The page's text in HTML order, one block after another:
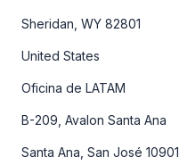
Sheridan, WY 82801
United States
Oficina de LATAM
B-209, Avalon Santa Ana
Santa Ana, San José 10901